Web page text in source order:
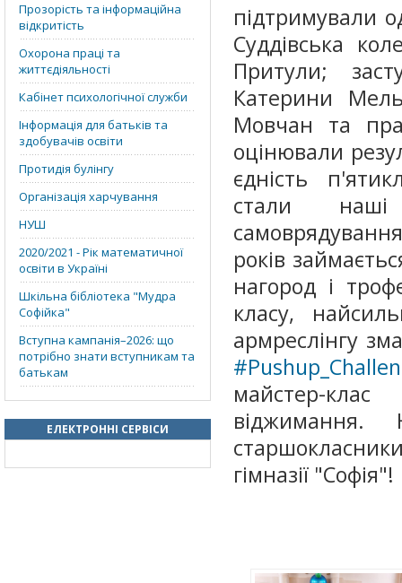
Прозорість та інформаційна
відкритість
Охорона праці та
життєдіяльності
Кабінет психологічної служби
Інформація для батьків та
здобувачів освіти
Протидія булінгу
Організація харчування
НУШ
2020/2021 - Рік математичної
освіти в Україні
Шкільна бібліотека "Мудра
Софійка"
Вступна кампанія–2026: що
потрібно знати вступникам та
батькам
ЕЛЕКТРОННІ СЕРВІСИ
підтримували
Суддівська
Притули;
Катерини
Мовчан та
оцінювали
єдність
стали наші
років
нагород і
класу,
армреслінгу
майстер-
гімназії "Софія"!